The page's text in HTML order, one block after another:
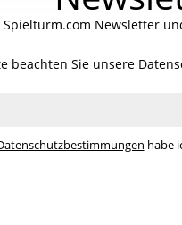
Newsletter
beachten Sie unsere
habe